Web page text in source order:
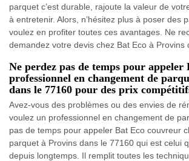
parquet c’est durable, rajoute la valeur de
à entretenir. Alors, n’hésitez plus à poser des
voulez en profiter toutes ces avantages. Ne
demandez votre devis chez Bat Eco à Provins
Ne perdez pas de temps pour appeler
professionnel en changement de
dans le 77160 pour des prix
Avez-vous des problèmes ou des envies de
voulez un professionnel en changement de
pas de temps pour appeler Bat Eco couvreur
parquet à Provins dans le 77160 qui est celui
depuis longtemps. Il remplit toutes les